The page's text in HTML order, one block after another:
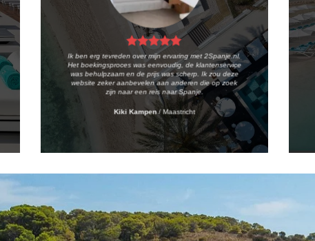
Ik ben erg tevreden over mijn ervaring met 2Spanje.nl.
Het boekingsproces was eenvoudig, de klantenservice
was behulpzaam en de prijs was scherp. Ik zou deze
website zeker aanbevelen aan anderen die op zoek
zijn naar een reis naar Spanje.
Kiki Kampen /Maastricht